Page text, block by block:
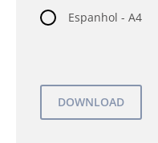
Espanhol - A4